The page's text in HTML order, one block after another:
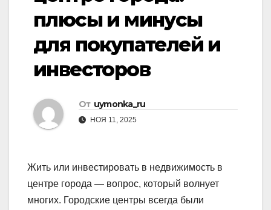
плюсы и минусы
для покупателей и
инвесторов
От uymonka_ru
НОЯ 11, 2025
Жить или инвестировать в недвижимость в
центре города — вопрос, который волнует
многих. Городские центры всегда были